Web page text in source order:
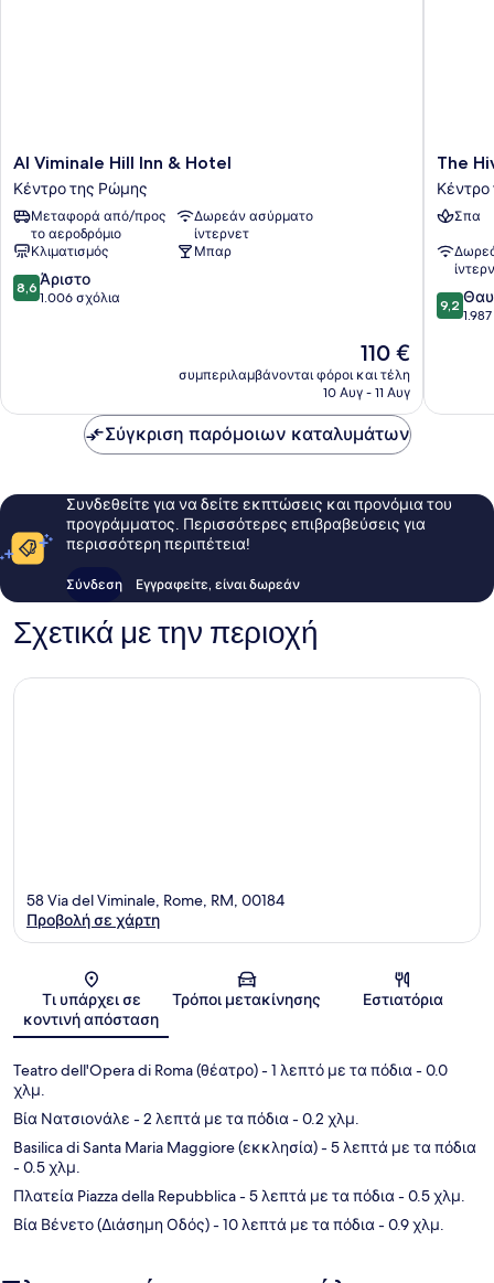
Al
Viminale
Hill
Inn
Hotel
Κέντρο
της
Al Viminale Hill Inn & Hotel
Κέντρο της Ρώμης
Μεταφορά από/προς
το αεροδρόμιο
Δωρεάν ασύρματο
ίντερνετ
Κλιματισμός
Μπαρ
8.6
στα
8,6 Άριστο
1.006 σχόλια
Η
τιμή
είναι
110 €
συμπεριλαμβάνονται φόροι και τέλη
10 Αυγ - 11 Αυγ
The
Hive
Hotel
Κέντρο
Ρώμης
The
Σπα
9.2
στα
9,2
Σύγκριση παρόμοιων καταλυμάτων
Συνδεθείτε για να δείτε εκπτώσεις και προνόμια του
προγράμματος. Περισσότερες επιβραβεύσεις για
περισσότερη περιπέτεια!
Σύνδεση Εγγραφείτε, είναι δωρεάν
Σχετικά με την περιοχή
Χάρτης
58 Via del Viminale, Rome, RM, 00184
Προβολή σε χάρτη
Τι υπάρχει σε
κοντινή απόσταση
Τρόποι μετακίνησης Εστιατόρια
Teatro dell'Opera di Roma (θέατρο)- 1 λεπτό με τα πόδια- 0.0
χλμ.
Βία Νατσιονάλε - 2 λεπτά με τα πόδια- 0.2 χλμ.
Basilica di Santa Maria Maggiore (εκκλησία)- 5 λεπτά με τα πόδια
- 0.5 χλμ.
Πλατεία Piazza della Repubblica- 5 λεπτά με τα πόδια- 0.5 χλμ.
Βία Βένετο (Διάσημη Οδός)- 10 λεπτά με τα πόδια- 0.9 χλμ.